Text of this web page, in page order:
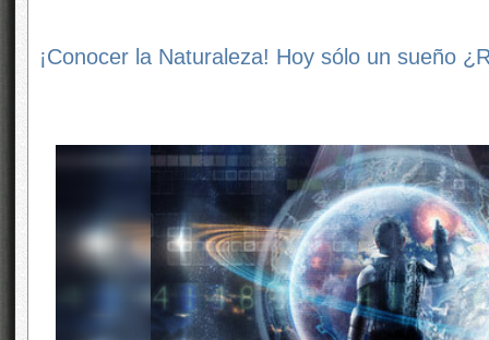
¡Conocer la Naturaleza! Hoy sólo un sueño